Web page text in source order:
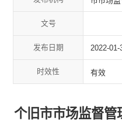
文号
发布日期 2022-01-
时效性 有效
个旧市市场监督管